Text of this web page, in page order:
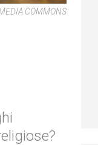
COMMONS